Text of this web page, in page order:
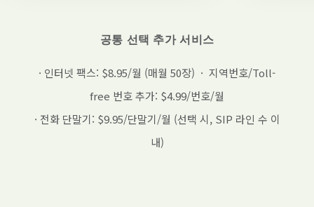
공통 선택 추가 서비스
· 인터넷 팩스: $8.95/월 (매월 50장) · 지역번호/Toll-
free 번호 추가: $4.99/번호/월
· 전화 단말기: $9.95/단말기/월 (선택 시, SIP 라인 수 이
내)